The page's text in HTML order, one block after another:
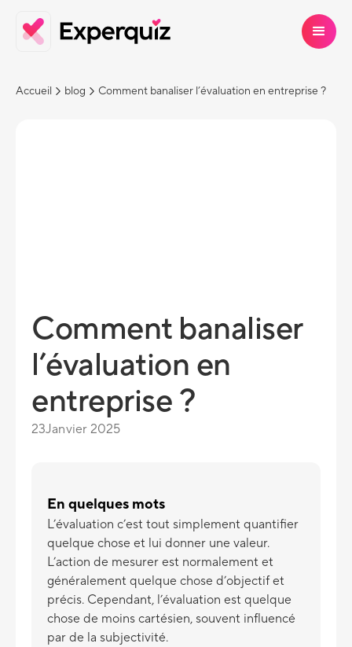
Accueil blog Comment banaliser l’évaluation en entreprise ?
Comment banaliser
l’évaluation en
entreprise ?
23Janvier 2025
En quelques mots
L’évaluation c’est tout simplement quantifier
quelque chose et lui donner une valeur.
L’action de mesurer est normalement et
généralement quelque chose d’objectif et
précis. Cependant, l’évaluation est quelque
chose de moins cartésien, souvent influencé
par de la subjectivité.